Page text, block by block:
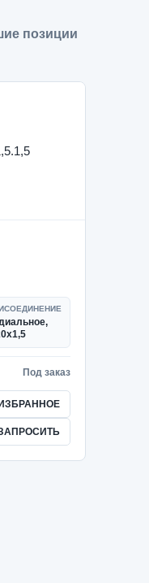
позиции
Под заказ